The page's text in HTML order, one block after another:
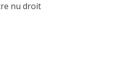
nu droit